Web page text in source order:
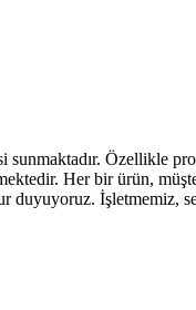
Özellikle
Her bir ürün,
duyuyoruz. İşletmemiz,